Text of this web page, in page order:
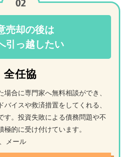
売却の後は
引っ越したい
全任協
場合に専門家へ無料相談ができ、
バイスや救済措置をしてくれる、
す。投資失敗による債務問題や不
的に受け付けています。
メール